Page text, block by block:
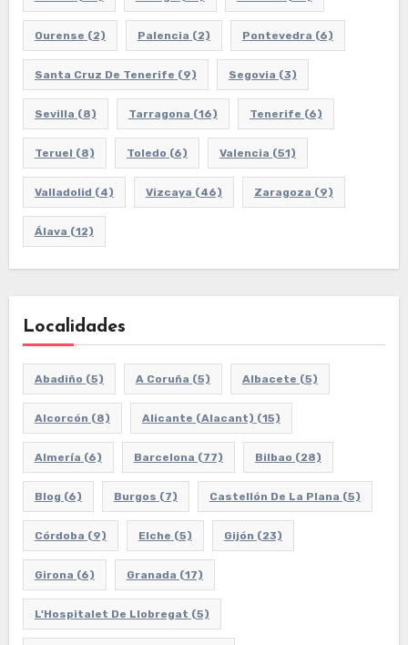
Ourense (2) Palencia (2) Pontevedra (6)
Santa Cruz De Tenerife (9) Segovia (3)
Sevilla (8) Tarragona (16) Tenerife (6)
Teruel (8) Toledo (6) Valencia (51)
Valladolid (4) Vizcaya (46) Zaragoza (9)
Álava (12)
Localidades
Abadiño (5) A Coruña (5) Albacete (5)
Alcorcón (8) Alicante (Alacant) (15)
Almería (6) Barcelona (77) Bilbao (28)
Blog (6) Burgos (7) Castellón De La Plana (5)
Córdoba (9) Elche (5) Gijón (23)
Girona (6) Granada (17)
L'Hospitalet De Llobregat (5)